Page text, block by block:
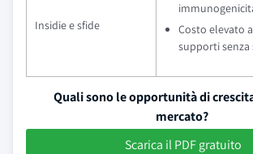
Insidie e sfide
Costo elevato
supporti senza
Quali sono le opportunità di
mercato?
Scarica il PDF gratuito